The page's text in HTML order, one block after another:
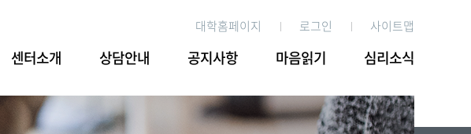
센터소개 상담안내 공지사항 마음읽기 심리소식
대학홈페이지 로그인 사이트맵